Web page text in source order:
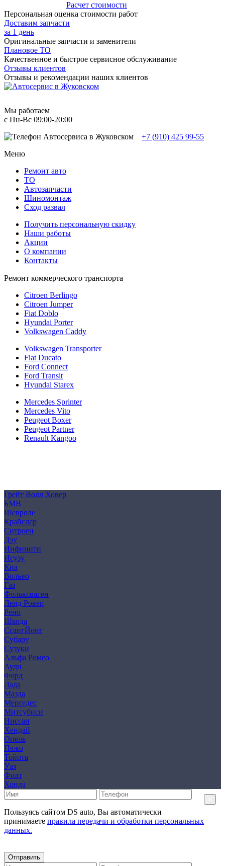
Расчет стоимости
Персональная оценка стоимости работ
Доставим запчасти
за 1 день
Оригинальные запчасти и заменители
Плановое ТО
Качественное и быстрое сервисное обслуживание
Отзывы клиентов
Отзывы и рекомендации наших клиентов
Мы работаем
с Пн-Вc 09:00-20:00
+7 (910) 425 99-55
Меню
Ремонт авто
TO
Автозапчасти
Шиномонтаж
Сход развал
Получить персональную скидку
Наши работы
Акции
О компании
Контакты
Ремонт коммерческого транспорта
Citroen Berlingo
Citroen Jumper
Fiat Doblo
Hyundai Porter
Volkswagen Caddy
Volkswagen Transporter
Fiat Ducato
Ford Connect
Ford Transit
Hyundai Starex
Mercedes Sprinter
Mercedes Vito
Peugeot Boxer
Peugeot Partner
Renault Kangoo
Грейт Волл Ховер
БМВ
Шевроле
Крайслер
Ситроен
Дэу
Инфинити
Исузу
Киа
Вольво
Газ
Фольксваген
Ленд Ровер
Рено
Шкода
СсангЙонг
Субару
Сузуки
Альфа Ромео
Ауди
Форд
Лада
Мазда
Мерседес
Митсубиси
Ниссан
Хендай
Опель
Пежо
Тойота
Уаз
Фиат
Хонда
Пользуясь сайтом DS auto, Вы автоматически
принимаете правила передачи и обработки персональных
данных.
Отправить